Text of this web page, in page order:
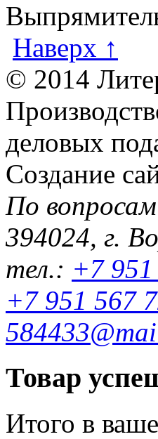
Наверх ↑
© 2014
деловых
Создание
По
394024, г.
тел.: +7
+7 951 567
Товар
Итого в